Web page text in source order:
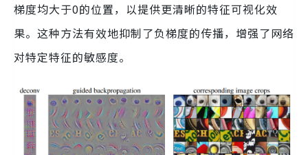
梯度均大于0的位置，以提供更清晰的特征可视化效
果。这种方法有效地抑制了负梯度的传播，增强了网络
对特定特征的敏感度。